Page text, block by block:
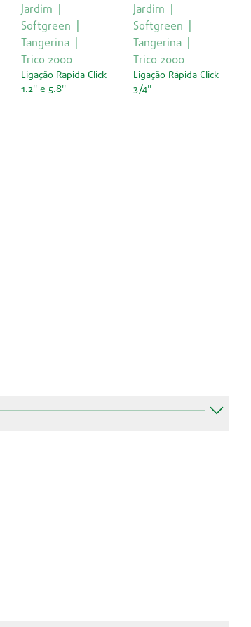
Jardim
Softgreen
Tangerina
Trico 2000
Ligação Rapida Click
1.2'' e 5.8''
Jardim
Softgreen
Tangerina
Trico 2000
Ligação Rápida Click
3/4''